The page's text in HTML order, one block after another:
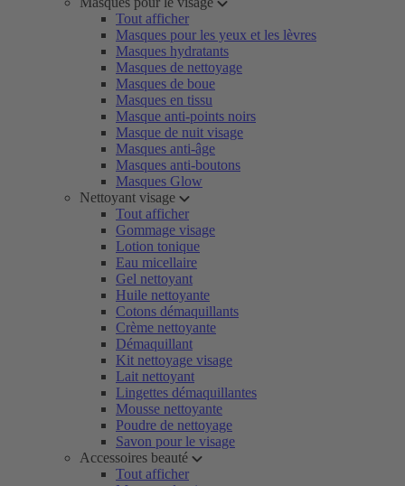
Tout afficher
Masques pour les yeux et les lèvres
Masques hydratants
Masques de nettoyage
Masques de boue
Masques en tissu
Masque anti-points noirs
Masque de nuit visage
Masques anti-âge
Masques anti-boutons
Masques Glow
Nettoyant visage
Tout afficher
Gommage visage
Lotion tonique
Eau micellaire
Gel nettoyant
Huile nettoyante
Cotons démaquillants
Crème nettoyante
Démaquillant
Kit nettoyage visage
Lait nettoyant
Lingettes démaquillantes
Mousse nettoyante
Poudre de nettoyage
Savon pour le visage
Accessoires beauté
Tout afficher